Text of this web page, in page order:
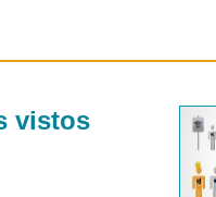
vistos